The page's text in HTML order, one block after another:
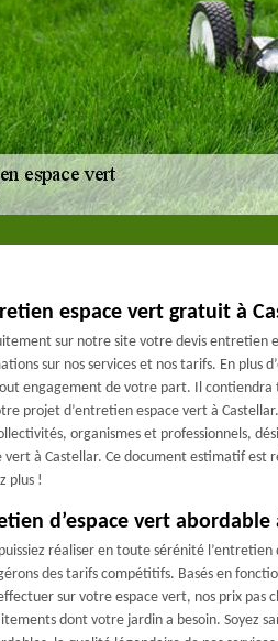
espace vert gratuit à
sur notre site votre devis entretien
sur nos services et nos tarifs. En plus
engagement de votre part. Il contiendra
projet d’entretien espace vert à
organismes et professionnels,
vert à Castellar. Ce document estimatif est
plus !
d’espace vert abordable
réaliser en toute sérénité
des tarifs compétitifs. Basés en
sur votre espace vert, nos prix pas
dont votre jardin a besoin. Soyez